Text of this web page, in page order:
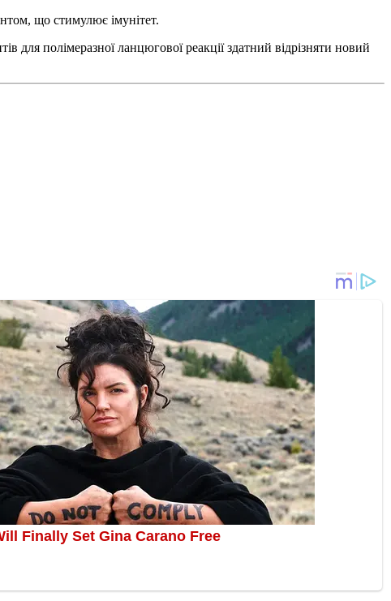
що стимулює імунітет.
для полімеразної ланцюгової реакції здатний відрізняти новий